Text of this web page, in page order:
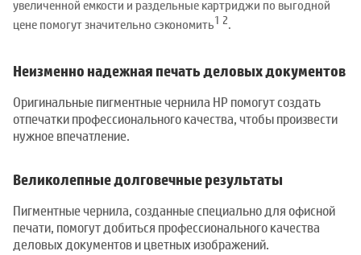
увеличенной емкости и раздельные картриджи по выгодной
цене помогут значительно сэкономить1 2.
Неизменно надежная печать деловых документов
Оригинальные пигментные чернила HP помогут создать
отпечатки профессионального качества, чтобы произвести
нужное впечатление.
Великолепные долговечные результаты
Пигментные чернила, созданные специально для офисной
печати, помогут добиться профессионального качества
деловых документов и цветных изображений.